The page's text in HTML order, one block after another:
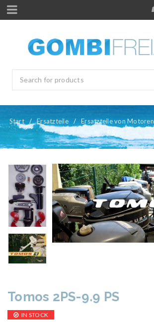
Start / Ersatzteile / Ersatzteile von Motoren
PS
Tomos 2PS-9.9 PS
IN STOCK